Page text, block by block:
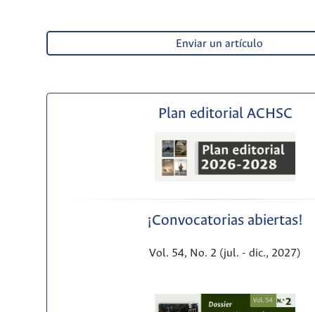
Enviar un artículo
Plan editorial ACHSC
¡Convocatorias abiertas!
Vol. 54, No. 2 (jul. - dic., 2027)